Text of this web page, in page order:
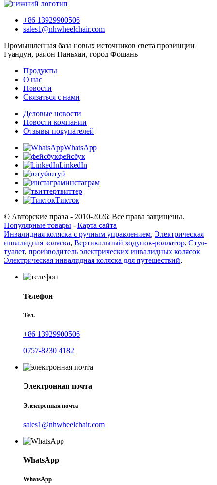
+86 13929900506
sales1@nhwheelchair.com
Промышленная база новых источников света провинции
Гуандун, район Наньхай, город Фошань
Продукты
О нас
Новости
Связаться с нами
Деловые новости
Новости компании
Отзывы покупателей
WhatsApp
фейсбук
LinkedIn
ютуб
инстаграм
твиттер
Тикток
© Авторские права - 2010-2026: Все права защищены.
Популярные товары - Карта сайта
Инвалидная коляска с ручным управлением, Электрическая
инвалидная коляска, Вертикальный ходунок-роллатор, Стул-
туалет, производитель электрических инвалидных колясок,
Электрическая инвалидная коляска для путешествий,
Телефон
Тел.
+86 13929900506
0757-8230 4182
Электронная почта
Электронная почта
sales1@nhwheelchair.com
WhatsApp
WhatsApp